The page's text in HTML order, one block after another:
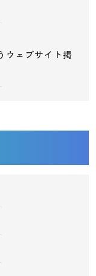
ウェブサイト掲